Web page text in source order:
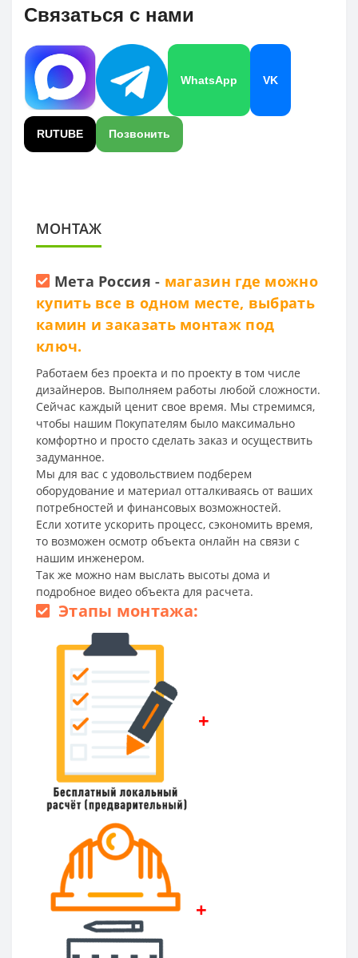
Связаться с нами
WhatsApp VK
RUTUBE Позвонить
МОНТАЖ
Мета Россия - магазин где можно
купить все в одном месте, выбрать
камин и заказать монтаж под
ключ.
Работаем без проекта и по проекту в том числе
дизайнеров. Выполняем работы любой сложности.
Сейчас каждый ценит свое время. Мы стремимся,
чтобы нашим Покупателям было максимально
комфортно и просто сделать заказ и осуществить
задуманное.
Мы для вас с удовольствием подберем
оборудование и материал отталкиваясь от ваших
потребностей и финансовых возможностей.
Если хотите ускорить процесс, сэкономить время,
то возможен осмотр объекта онлайн на связи с
нашим инженером.
Так же можно нам выслать высоты дома и
подробное видео объекта для расчета.
Этапы монтажа:
+
+